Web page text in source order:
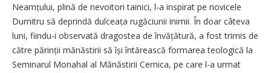
Neamțului, plină de nevoitori tainici, l-a inspirat pe novicele
Dumitru să deprindă dulceața rugăciunii inimii. În doar câteva
luni, fiindu-i observată dragostea de învățătură, a fost trimis de
către părinții mănăstirii să își întărească formarea teologică la
Seminarul Monahal al Mănăstirii Cernica, pe care l-a urmat